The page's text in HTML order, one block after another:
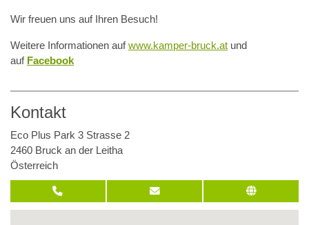
Wir freuen uns auf Ihren Besuch!
Weitere Informationen aufwww.kamper-bruck.at und
auf Facebook
Kontakt
Eco Plus Park 3 Strasse 2
2460 Bruck an der Leitha
Österreich